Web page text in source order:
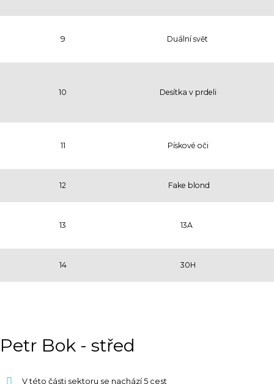
9 Duální svět
10 Desítka v prdeli
11 Pískové oči
12 Fake blond
13 13A
14 30H
Petr Bok - střed
V této části sektoru se nachází 5 cest